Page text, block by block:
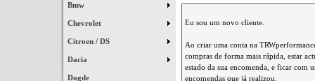
Bmw
Chevrolet
Citroen / DS
Dacia
Dogde
Eu sou um novo cliente.
Ao criar uma conta na
compras de forma mais rápida, estar
estado da sua encomenda, e ficar com
encomendas que já realizou.